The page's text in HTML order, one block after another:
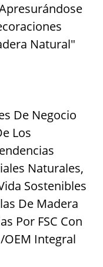
Natural"
De Negocio
Los
Naturales,
Sostenibles
De Madera
Por FSC Con
Integral